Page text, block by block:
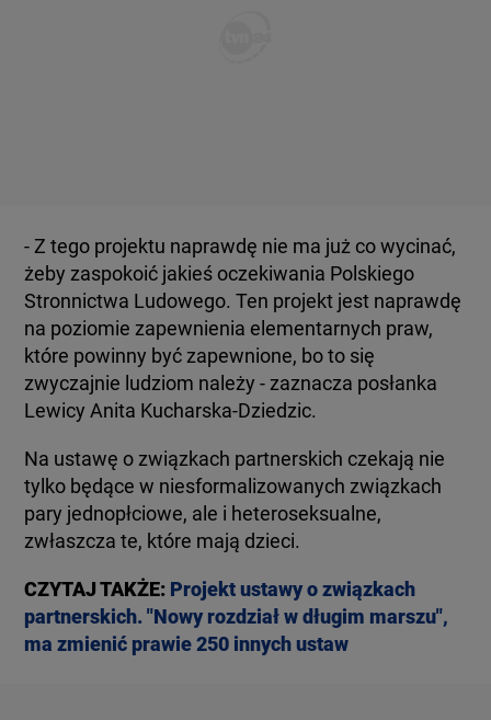
- Z tego projektu naprawdę nie ma już co wycinać,
żeby zaspokoić jakieś oczekiwania Polskiego
Stronnictwa Ludowego. Ten projekt jest naprawdę
na poziomie zapewnienia elementarnych praw,
które powinny być zapewnione, bo to się
zwyczajnie ludziom należy - zaznacza posłanka
Lewicy Anita Kucharska-Dziedzic.
Na ustawę o związkach partnerskich czekają nie
tylko będące w niesformalizowanych związkach
pary jednopłciowe, ale i heteroseksualne,
zwłaszcza te, które mają dzieci.
CZYTAJ TAKŻE: Projekt ustawy o związkach
partnerskich. "Nowy rozdział w długim marszu",
ma zmienić prawie 250 innych ustaw